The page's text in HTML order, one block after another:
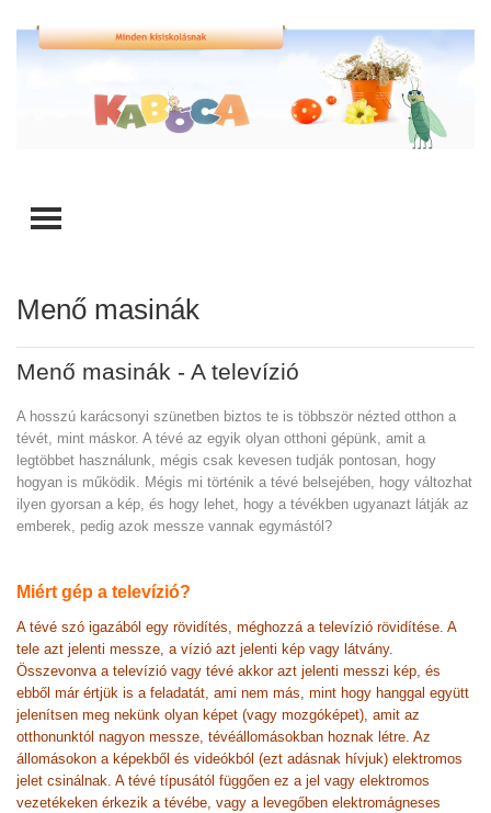
TOGGLE MENU
Menő masinák
Menő masinák - A televízió
A hosszú karácsonyi szünetben biztos te is többször nézted otthon a
tévét, mint máskor. A tévé az egyik olyan otthoni gépünk, amit a
legtöbbet használunk, mégis csak kevesen tudják pontosan, hogy
hogyan is működik. Mégis mi történik a tévé belsejében, hogy változhat
ilyen gyorsan a kép, és hogy lehet, hogy a tévékben ugyanazt látják az
emberek, pedig azok messze vannak egymástól?
Miért gép a televízió?
A tévé szó igazából egy rövidítés, méghozzá a televízió rövidítése. A
tele azt jelenti messze, a vízió azt jelenti kép vagy látvány.
Összevonva a televízió vagy tévé akkor azt jelenti messzi kép, és
ebből már értjük is a feladatát, ami nem más, mint hogy hanggal együtt
jelenítsen meg nekünk olyan képet (vagy mozgóképet), amit az
otthonunktól nagyon messze, tévéállomásokban hoznak létre. Az
állomásokon a képekből és videókból (ezt adásnak hívjuk) elektromos
jelet csinálnak. A tévé típusától függően ez a jel vagy elektromos
vezetékeken érkezik a tévébe, vagy a levegőben elektromágneses